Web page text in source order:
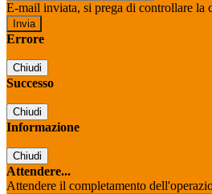
E-mail inviata, si prega di controllare la
Errore
Chiudi
Successo
Chiudi
Informazione
Chiudi
Attendere...
Attendere il completamento